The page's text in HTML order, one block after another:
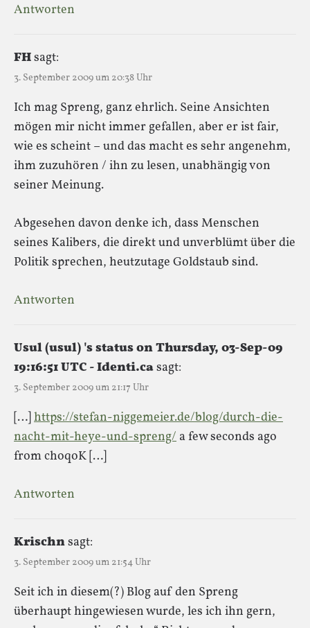
Antworten
FHsagt:
3. September 2009 um 20:38 Uhr
Ich mag Spreng, ganz ehrlich. Seine Ansichten
mögen mir nicht immer gefallen, aber er ist fair,
wie es scheint – und das macht es sehr angenehm,
ihm zuzuhören / ihn zu lesen, unabhängig von
seiner Meinung.
Abgesehen davon denke ich, dass Menschen
seines Kalibers, die direkt und unverblümt über die
Politik sprechen, heutzutage Goldstaub sind.
Antworten
Usul (usul) 's status on Thursday, 03-Sep-09
19:16:51 UTC - Identi.casagt:
3. September 2009 um 21:17 Uhr
[…] https://stefan-niggemeier.de/blog/durch-die-
nacht-mit-heye-und-spreng/ a few seconds ago
from choqoK […]
Antworten
Krischnsagt:
3. September 2009 um 21:54 Uhr
Seit ich in diesem(?) Blog auf den Spreng
überhaupt hingewiesen wurde, les ich ihn gern,